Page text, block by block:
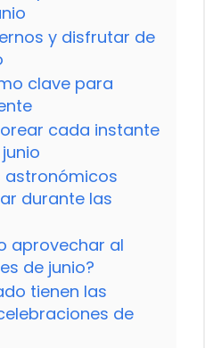
y disfrutar de
clave para
cada instante
astronómicos
durante las
aprovechar al
de junio?
tienen las
de